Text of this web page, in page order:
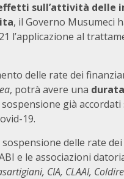
sull’attività delle
, il Governo Musumeci
l’applicazione al
delle rate dei
, potrà avere una
già
19.
delle rate
e le associazioni
CIA, CLAAI,